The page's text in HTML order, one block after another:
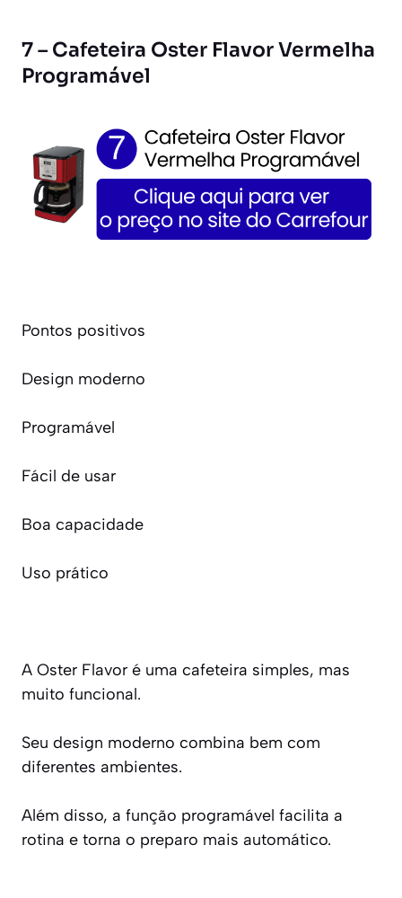
7 – Cafeteira Oster Flavor Vermelha
Programável
Pontos positivos
Design moderno
Programável
Fácil de usar
Boa capacidade
Uso prático
A Oster Flavor é uma cafeteira simples, mas
muito funcional.
Seu design moderno combina bem com
diferentes ambientes.
Além disso, a função programável facilita a
rotina e torna o preparo mais automático.